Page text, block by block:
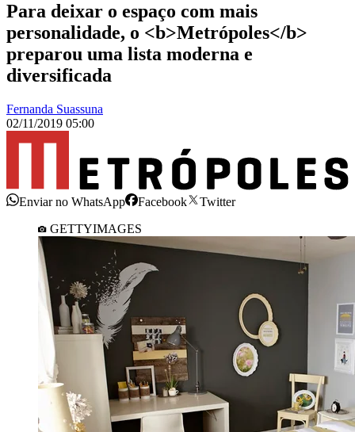
Para deixar o espaço com mais
personalidade, o <b>Metrópoles</b>
preparou uma lista moderna e
diversificada
Fernanda Suassuna
02/11/2019 05:00
Enviar no WhatsApp Facebook
Twitter
GETTYIMAGES